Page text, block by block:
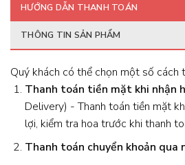
HƯỚNG DẪN THANH TOÁN
THÔNG TIN SẢN PHẨM
Quý khách có thể chọn một số cách
Thanh toán tiền mặt khi nhận
Delivery) - Thanh toán tiền mặt
lợi, kiểm tra hoa trước khi thanh
Thanh toán chuyển khoản qua